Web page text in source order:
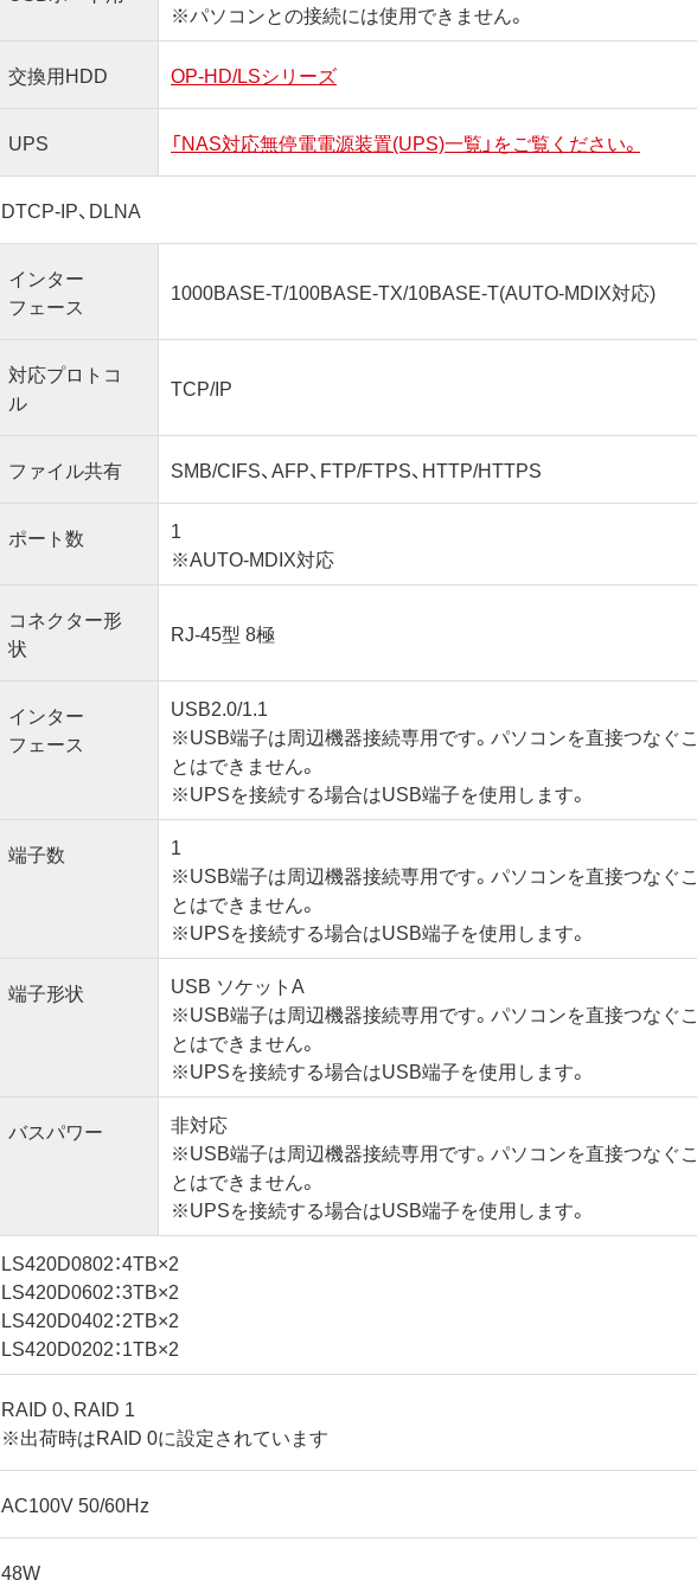
※パソコンとの接続には使用できません。
交換用HDD OP-HD/LSシリーズ
UPS 「NAS対応無停電電源装置(UPS)一覧」をご覧ください。
DTCP-IP、DLNA
インター
フェース
1000BASE-T/100BASE-TX/10BASE-T(AUTO-MDIX対応)
対応プロトコ
ル
TCP/IP
ファイル共有 SMB/CIFS、AFP、FTP/FTPS、HTTP/HTTPS
ポート数
1
※AUTO-MDIX対応
コネクター形
状
RJ-45型 8極
インター
フェース
USB2.0/1.1
※USB端子は周辺機器接続専用です。パソコンを直接つなぐこ
とはできません。
※UPSを接続する場合はUSB端子を使用します。
端子数
1
※USB端子は周辺機器接続専用です。パソコンを直接つなぐこ
とはできません。
※UPSを接続する場合はUSB端子を使用します。
端子形状
USB ソケットA
※USB端子は周辺機器接続専用です。パソコンを直接つなぐこ
とはできません。
※UPSを接続する場合はUSB端子を使用します。
バスパワー
非対応
※USB端子は周辺機器接続専用です。パソコンを直接つなぐこ
とはできません。
※UPSを接続する場合はUSB端子を使用します。
LS420D0802：4TB×2
LS420D0602：3TB×2
LS420D0402：2TB×2
LS420D0202：1TB×2
RAID 0、RAID 1
※出荷時はRAID 0に設定されています
AC100V 50/60Hz
48W